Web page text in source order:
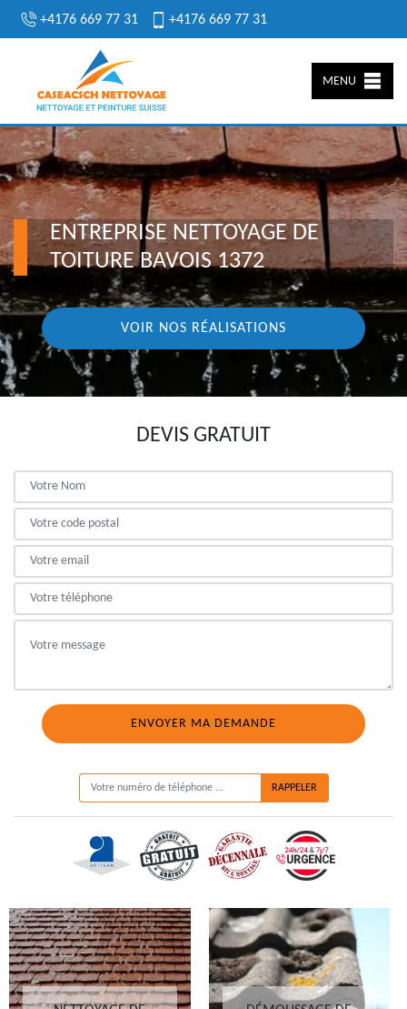
+4176 669 77 31 +4176 669 77 31
MENU
ENTREPRISE NETTOYAGE DE
TOITURE BAVOIS 1372
VOIR NOS RÉALISATIONS
DEVIS GRATUIT